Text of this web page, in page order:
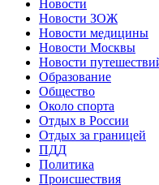
Новости
Новости ЗОЖ
Новости медицины
Новости Москвы
Новости
Образование
Общество
Около спорта
Отдых в России
Отдых за границей
ПДД
Политика
Происшествия